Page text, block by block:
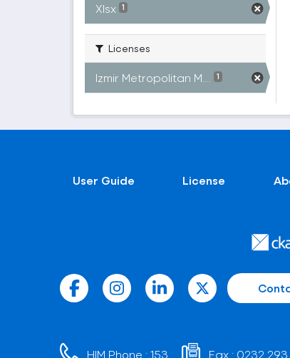
Xlsx 1
Licenses
Izmir Metropolitan M... 1
User Guide License
HIM Phone :153 Fax : 0232